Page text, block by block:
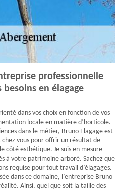
professionnelle
en élagage
dans vos choix en fonction de vos
locale en matière d’horticole.
dans le métier, Bruno Elagage est
vous pour offrir un résultat de
côté esthétique. Je suis en mesure
à votre patrimoine arboré. Sachez que
requise pour tout travail d’élagages.
dans ce domaine, l’entreprise Bruno
Ainsi, quel que soit la taille des